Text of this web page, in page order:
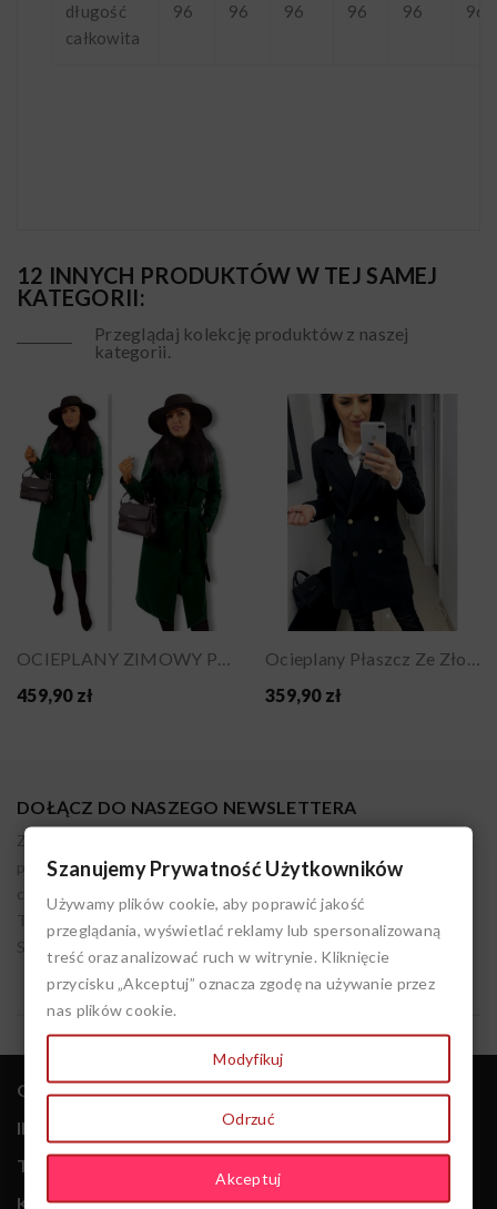
długość
całkowita
96 96 96 96 96 96
12 INNYCH PRODUKTÓW W TEJ SAMEJ
KATEGORII:
Przeglądaj kolekcję produktów z naszej
kategorii.
459,90 zł
359,90 zł
DOŁĄCZ DO NASZEGO NEWSLETTERA
Zapisując się akceptujesz nasz regulamin. Administratorem
podanych danych osobowych jest LIVIEN. Możesz w każdym
czasie wycofać tę zgodę. Pamiętaj, że przetwarzanie przez nas
Twoich danych do czasu cofnięcia zgody jest zgodne z prawem.
Szczegóły w polityce prywatności.
O NAS
INFORMACJE
TWOJE ZAKUPY
KONTAKT Z NAMI
Szanujemy Prywatność Użytkowników
Używamy plików cookie, aby poprawić jakość
przeglądania, wyświetlać reklamy lub spersonalizowaną
treść oraz analizować ruch w witrynie. Kliknięcie
przycisku „Akceptuj” oznacza zgodę na używanie przez
nas plików cookie.
Modyfikuj
Odrzuć
Akceptuj